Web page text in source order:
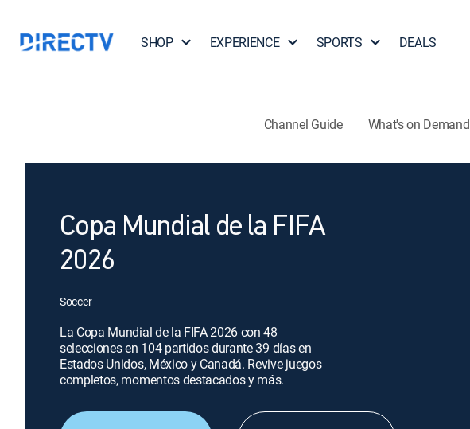
SHOP EXPERIENCE SPORTS DEALS
Channel Guide What's on Demand
Copa Mundial de la FIFA
2026
Soccer
La Copa Mundial de la FIFA 2026 con 48
selecciones en 104 partidos durante 39 días en
Estados Unidos, México y Canadá. Revive juegos
completos, momentos destacados y más.